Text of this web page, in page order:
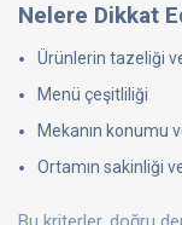
Nelere Dikkat
Ürünlerin tazeliği
Menü çeşitliliği
Mekanın konumu
Ortamın sakinliği